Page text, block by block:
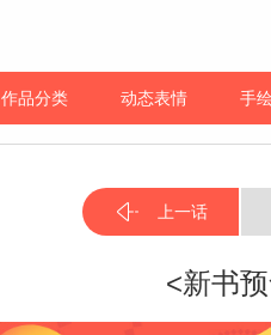
作品分类 动态表情 手
上一话
<新书